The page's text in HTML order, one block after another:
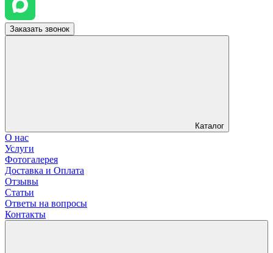
Заказать звонок
Каталог
О нас
Услуги
Фотогалерея
Доставка и Оплата
Отзывы
Статьи
Ответы на вопросы
Контакты